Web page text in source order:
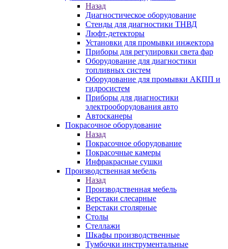
Назад
Диагностическое оборудование
Стенды для диагностики ТНВД
Люфт-детекторы
Установки для промывки инжектора
Приборы для регулировки света фар
Оборудование для диагностики
топливных систем
Оборудование для промывки АКПП и
гидросистем
Приборы для диагностики
электрооборудования авто
Автосканеры
Покрасочное оборудование
Назад
Покрасочное оборудование
Покрасочные камеры
Инфракрасные сушки
Производственная мебель
Назад
Производственная мебель
Верстаки слесарные
Верстаки столярные
Столы
Стеллажи
Шкафы производственные
Тумбочки инструментальные